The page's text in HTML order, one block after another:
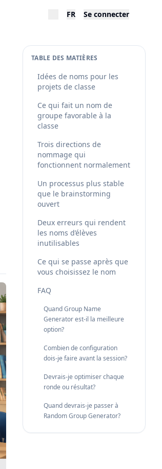
FR Se connecter
TABLE DES MATIÈRES
Idées de noms pour les
projets de classe
Ce qui fait un nom de
groupe favorable à la
classe
Trois directions de
nommage qui
fonctionnent normalement
Un processus plus stable
que le brainstorming
ouvert
Deux erreurs qui rendent
les noms d’élèves
inutilisables
Ce qui se passe après que
vous choisissez le nom
FAQ
Quand Group Name
Generator est-il la meilleure
option?
Combien de configuration
dois-je faire avant la session?
Devrais-je optimiser chaque
ronde ou résultat?
Quand devrais-je passer à
Random Group Generator?